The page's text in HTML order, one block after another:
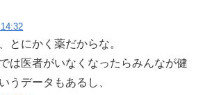
とにかく薬だからな。
は医者がいなくなったらみんなが健
うデータもあるし、